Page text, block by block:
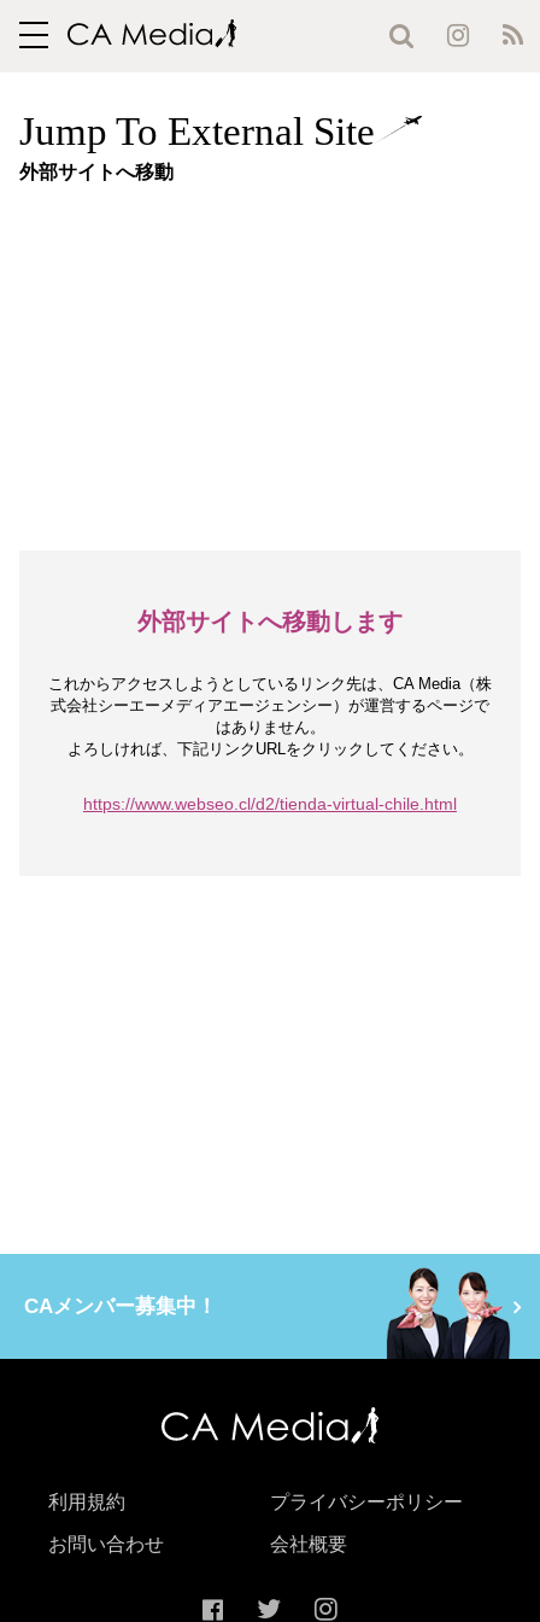
toggle
Jump To External Site
外部サイトへ移動
外部サイトへ移動します
これからアクセスしようとしているリンク先は、 CA Media（株
式会社シーエーメディアエージェンシー）が運営するページで
はありません。
よろしければ、下記リンクURLをクリックしてください。
https://www.webseo.cl/d2/tienda-virtual-chile.html
CAメンバー募集中！
利用規約 プライバシーポリシー
お問い合わせ 会社概要